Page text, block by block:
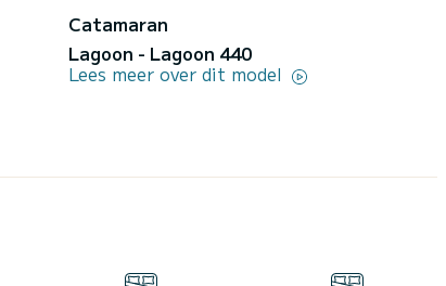
Catamaran
Lagoon - Lagoon 440
Lees meer over dit model